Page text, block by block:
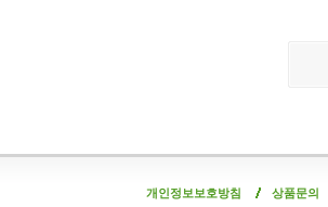
개인정보보호방침 상품문의